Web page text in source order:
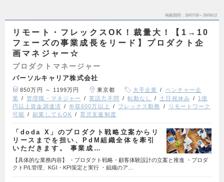
掲載期間 26/07/30～26/08/12
リモート・フレックスOK！裁量大！【1→10
フェーズの事業成長をリード】プロダクト企
画マネジャー☆
プロダクトマネージャー
パーソルキャリア株式会社
850万円 ～ 1199万円 東京都 大手企業
ベンチャー企
業
管理職・マネジャー 英語力不問 転勤なし 土日祝休み
1億
円以上資金調達済
年収600万以上 フレックス勤務
リモートワーク
可能
副業してもOK 育児支援制度
「doda X」のプロダクト戦略立案からリ
リースまでを担い、PdM組織全体を牽引
いただきます。 事業成…
【具体的な業務内容】 ・プロダクト戦略・顧客体験設計の立案と推進 ・プロダ
クトP/L管理、KGI・KPI策定と実行 ・組織のア…